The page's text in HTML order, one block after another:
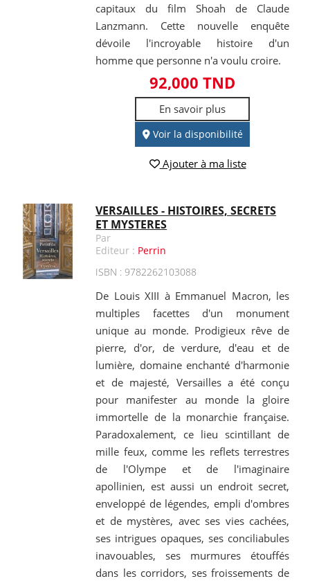
capitaux du film Shoah de Claude
Lanzmann. Cette nouvelle enquête
dévoile l'incroyable histoire d'un
homme que personne n'a voulu croire.
92,000 TND
En savoir plus
Voir la disponibilité
Ajouter à ma liste
VERSAILLES - HISTOIRES, SECRETS
ET MYSTERES
Par
Editeur : Perrin
ISBN : 9782262103088
De Louis XIII à Emmanuel Macron, les
multiples facettes d'un monument
unique au monde. Prodigieux rêve de
pierre, d'or, de verdure, d'eau et de
lumière, domaine enchanté d'harmonie
et de majesté, Versailles a été conçu
pour manifester au monde la gloire
immortelle de la monarchie française.
Paradoxalement, ce lieu scintillant de
mille feux, comme les reflets terrestres
de l'Olympe et de l'imaginaire
apollinien, est aussi un endroit secret,
enveloppé de légendes, empli d'ombres
et de mystères, avec ses vies cachées,
ses intrigues opaques, ses conciliabules
inavouables, ses murmures étouffés
dans les corridors, ses froissements de